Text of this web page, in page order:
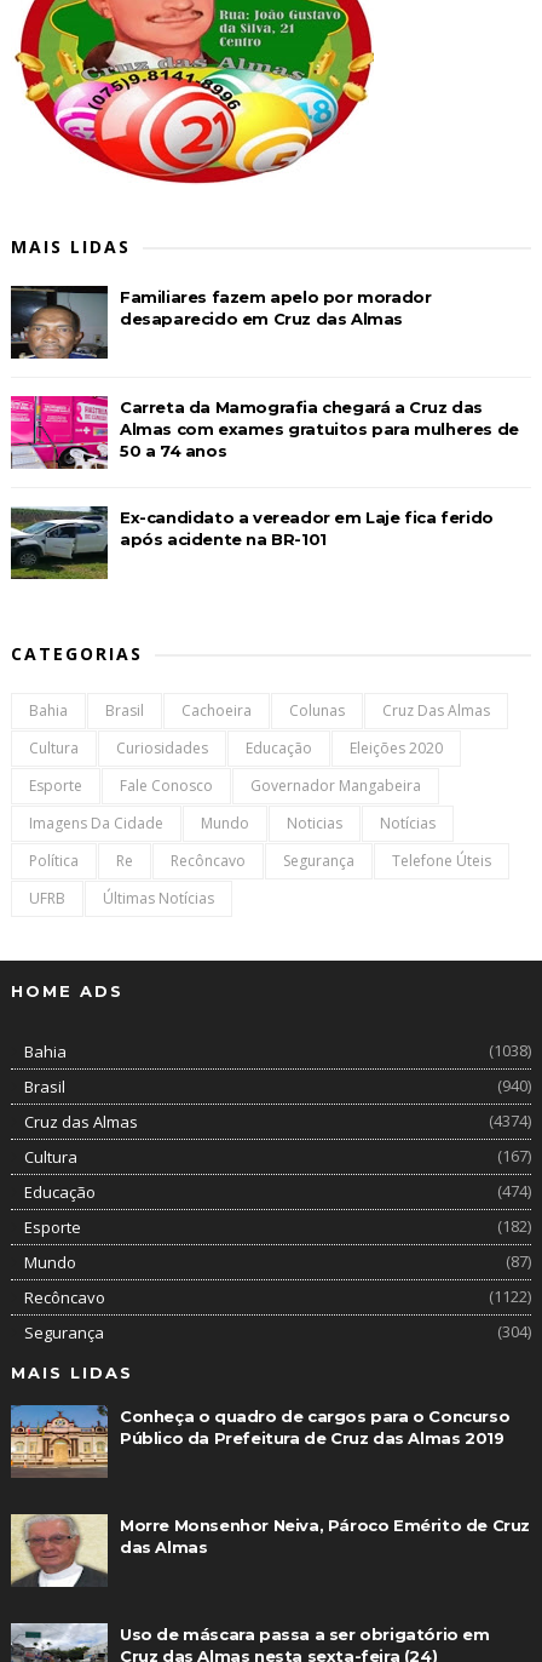
MAIS LIDAS
Familiares fazem apelo por morador
desaparecido em Cruz das Almas
Carreta da Mamografia chegará a Cruz das
Almas com exames gratuitos para mulheres de
50 a 74 anos
Ex-candidato a vereador em Laje fica ferido
após acidente na BR-101
CATEGORIAS
Bahia Brasil Cachoeira Colunas
Cruz Das Almas
Cultura
Curiosidades Educação
Eleições 2020
Esporte
Fale Conosco
Governador Mangabeira
Imagens Da Cidade
Mundo Noticias
Notícias
Política
Re Recôncavo Segurança
Telefone Úteis
UFRB
Últimas Notícias
HOME ADS
Bahia
(1038)
Brasil
(940)
Cruz das Almas
(4374)
Cultura
(167)
Educação
(474)
Esporte
(182)
Mundo
(87)
Recôncavo
(1122)
Segurança
(304)
MAIS LIDAS
Conheça o quadro de cargos para o Concurso
Público da Prefeitura de Cruz das Almas 2019
Morre Monsenhor Neiva, Pároco Emérito de Cruz
das Almas
Uso de máscara passa a ser obrigatório em
Cruz das Almas nesta sexta-feira (24)